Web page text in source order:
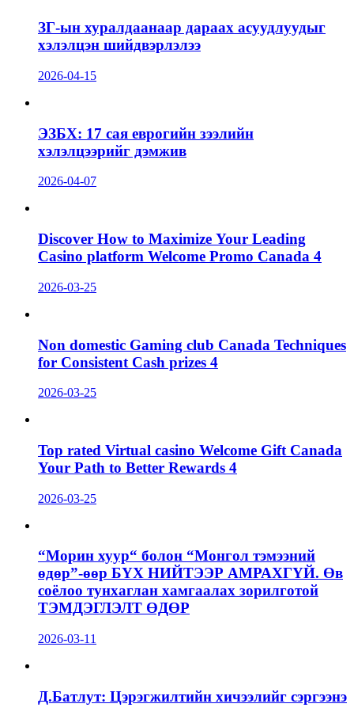
ЗГ-ын хуралдаанаар дараах асуудлуудыг
хэлэлцэн шийдвэрлэлээ
2026-04-15
ЭЗБХ: 17 сая еврогийн зээлийн
хэлэлцээрийг дэмжив
2026-04-07
Discover How to Maximize Your Leading
Casino platform Welcome Promo Canada 4
2026-03-25
Non domestic Gaming club Canada Techniques
for Consistent Cash prizes 4
2026-03-25
Top rated Virtual casino Welcome Gift Canada
Your Path to Better Rewards 4
2026-03-25
“Морин хуур“ болон “Монгол тэмээний
өдөр”-өөр БҮХ НИЙТЭЭР АМРАХГҮЙ. Өв
соёлоо тунхаглан хамгаалах зорилготой
ТЭМДЭГЛЭЛТ ӨДӨР
2026-03-11
Д.Батлут: Цэрэгжилтийн хичээлийг сэргээнэ